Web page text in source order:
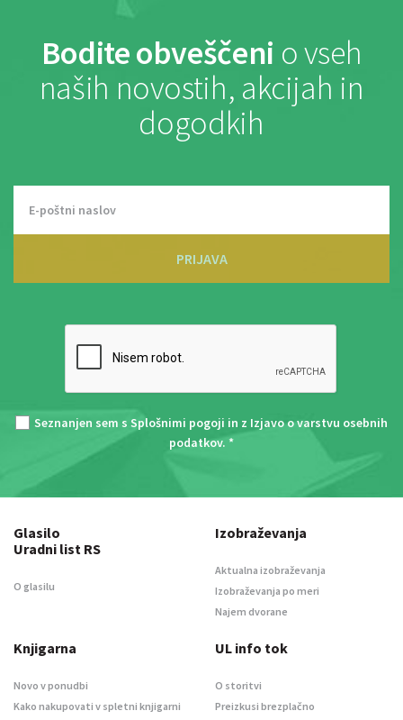
Bodite obveščeni o vseh
naših novostih, akcijah in
dogodkih
PRIJAVA
Seznanjen sem s Splošnimi pogoji in z Izjavo o varstvu osebnih
podatkov. *
Glasilo
Uradni list RS
O glasilu
Izobraževanja
Aktualna izobraževanja
Izobraževanja po meri
Najem dvorane
Knjigarna
Novo v ponudbi
Kako nakupovati v spletni knjigarni
UL info tok
O storitvi
Preizkusi brezplačno